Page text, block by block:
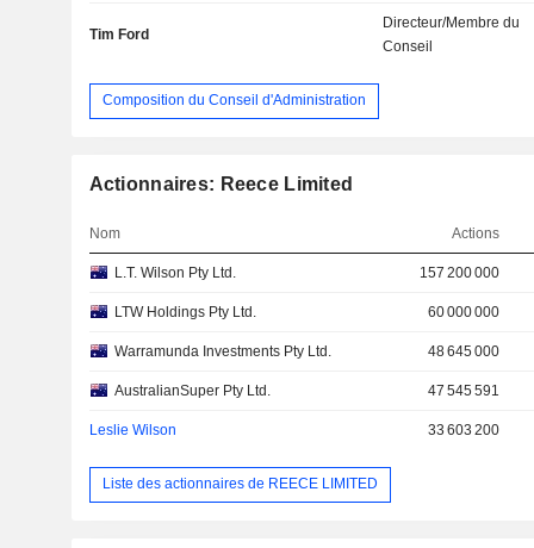
Tim Ford
Directeur/Membre du
Conseil
Composition du Conseil d'Administration
Actionnaires: Reece Limited
Nom Actions
L.T. Wilson Pty Ltd. 157 200 000
LTW Holdings Pty Ltd. 60 000 000
Warramunda Investments Pty Ltd. 48 645 000
AustralianSuper Pty Ltd. 47 545 591
Leslie Wilson 33 603 200
Liste des actionnaires de REECE LIMITED